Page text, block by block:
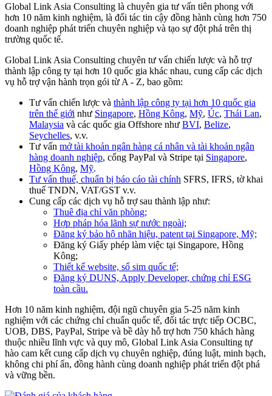
Global Link Asia Consulting là chuyên gia tư vấn tiên phong với
hơn 10 năm kinh nghiệm, là đối tác tin cậy đồng hành cùng hơn 750
doanh nghiệp phát triển chuyên nghiệp và tạo sự đột phá trên thị
trường quốc tế.
Global Link Asia Consulting chuyên tư vấn chiến lược và hỗ trợ
thành lập công ty tại hơn 10 quốc gia khác nhau, cung cấp các dịch
vụ hỗ trợ vận hành trọn gói từ A - Z, bao gồm:
Tư vấn chiến lược và thành lập công ty tại hơn 10 quốc gia
trên thế giới như Singapore, Hồng Kông, Mỹ, Úc, Thái Lan,
Malaysia và các quốc gia Offshore như BVI, Belize,
Seychelles, v.v.
Tư vấn mở tài khoản ngân hàng cá nhân và tài khoản ngân
hàng doanh nghiệp, cổng PayPal và Stripe tại Singapore,
Hồng Kông, Mỹ.
Tư vấn thuế, chuẩn bị báo cáo tài chính SFRS, IFRS, tờ khai
thuế TNDN, VAT/GST v.v.
Cung cấp các dịch vụ hỗ trợ sau thành lập như:
Thuê địa chỉ văn phòng;
Hợp pháp hóa lãnh sự nước ngoài;
Đăng ký bảo hộ nhãn hiệu, patent tại Singapore, Mỹ;
Đăng ký Giấy phép làm việc tại Singapore, Hồng
Kông;
Thiết kế website, số sim quốc tế;
Đăng ký DUNS, Apply Developer, chứng chỉ ESG
toàn cầu.
Hơn 10 năm kinh nghiệm, đội ngũ chuyên gia 5-25 năm kinh
nghiệm với các chứng chỉ chuẩn quốc tế, đối tác trực tiếp OCBC,
UOB, DBS, PayPal, Stripe và bề dày hỗ trợ hơn 750 khách hàng
thuộc nhiều lĩnh vực và quy mô, Global Link Asia Consulting tự
hào cam kết cung cấp dịch vụ chuyên nghiệp, đúng luật, minh bạch,
không chi phí ẩn, đồng hành cùng doanh nghiệp phát triển đột phá
và vững bền.